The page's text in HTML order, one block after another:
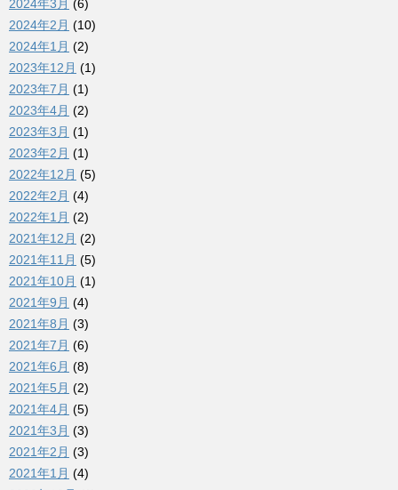
2024年3月 (6)
2024年2月 (10)
2024年1月 (2)
2023年12月 (1)
2023年7月 (1)
2023年4月 (2)
2023年3月 (1)
2023年2月 (1)
2022年12月 (5)
2022年2月 (4)
2022年1月 (2)
2021年12月 (2)
2021年11月 (5)
2021年10月 (1)
2021年9月 (4)
2021年8月 (3)
2021年7月 (6)
2021年6月 (8)
2021年5月 (2)
2021年4月 (5)
2021年3月 (3)
2021年2月 (3)
2021年1月 (4)